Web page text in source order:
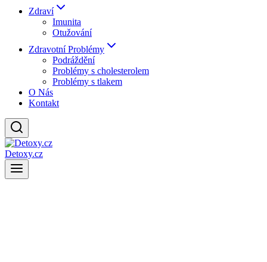
Zdraví
Imunita
Otužování
Zdravotní Problémy
Podráždění
Problémy s cholesterolem
Problémy s tlakem
O Nás
Kontakt
Detoxy.cz